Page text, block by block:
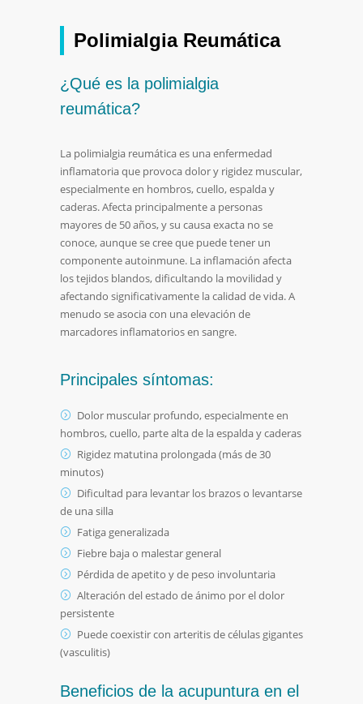
Polimialgia Reumática
¿Qué es la polimialgia
reumática?
La polimialgia reumática es una enfermedad
inflamatoria que provoca dolor y rigidez muscular,
especialmente en hombros, cuello, espalda y
caderas. Afecta principalmente a personas
mayores de 50 años, y su causa exacta no se
conoce, aunque se cree que puede tener un
componente autoinmune. La inflamación afecta
los tejidos blandos, dificultando la movilidad y
afectando significativamente la calidad de vida. A
menudo se asocia con una elevación de
marcadores inflamatorios en sangre.
Principales síntomas:
Dolor muscular profundo, especialmente en
hombros, cuello, parte alta de la espalda y caderas
Rigidez matutina prolongada (más de 30
minutos)
Dificultad para levantar los brazos o levantarse
de una silla
Fatiga generalizada
Fiebre baja o malestar general
Pérdida de apetito y de peso involuntaria
Alteración del estado de ánimo por el dolor
persistente
Puede coexistir con arteritis de células gigantes
(vasculitis)
Beneficios de la acupuntura en el